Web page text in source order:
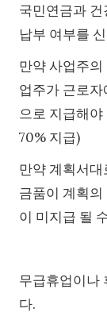
국민연금과
납부 여부를
만약 사업주
업주가 근로
으로 지급해
70% 지급)
만약 계획서
금품이 계획
이 미지급 될
무급휴업이나
다.